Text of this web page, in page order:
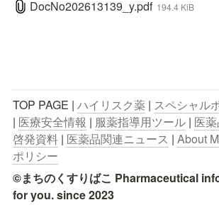
DocNo202613139_y.pdf 194.4 KiB
TOP PAGE | ハイリスク薬 | スペシャル
| 医療安全情報 | 服薬指導用ツール | 医
啓発資料 | 医薬品関連ニュース | About
ポリシー
©まちのくすりばこ Pharmaceutical
for you. since 2023